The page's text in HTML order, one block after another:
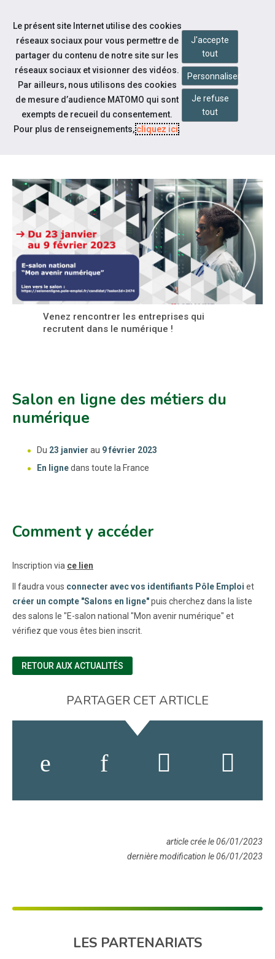
Aller au contenu
Notre actualité
E-SALON NATIONAL "MON
Venez rencontrer les entreprises qui
recrutent dans le numérique !
Salon en ligne des métiers du
numérique
Du 23 janvier au 9 février 2023
En lignedans toute la France
Comment y accéder
Inscription via ce lien
Il faudra vous connecter avec vos identifiants Pôle Emploi et
créer un compte "Salons en ligne"puis cherchez dans la liste
des salons le "E-salon national "Mon avenir numérique" et
vérifiez que vous êtes bien inscrit.
RETOUR AUX ACTUALITÉS
PARTAGER CET ARTICLE
article crée le 06/01/2023
dernière modification le 06/01/2023
LES PARTENARIATS
Le présent site Internet utilise des cookies
réseaux sociaux pour vous permettre de
partager du contenu de notre site sur les
réseaux sociaux et visionner des vidéos.
Par ailleurs, nous utilisons des cookies
de mesure d’audience MATOMO qui sont
exempts de recueil du consentement.
Pour plus de renseignements,cliquez ici.
J'accepte
tout
Personnaliser
Je refuse
tout